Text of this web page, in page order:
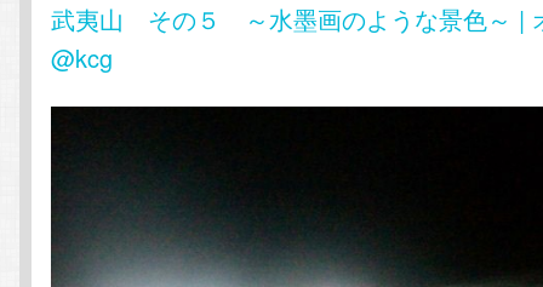
武夷山 その５ ～水墨画のような景色～ |
@kcg